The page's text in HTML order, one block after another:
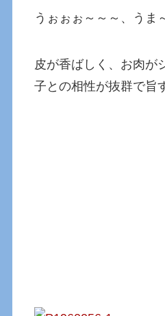
うぉぉぉ～～～、うま
皮が香ばしく、お肉が
子との相性が抜群で旨